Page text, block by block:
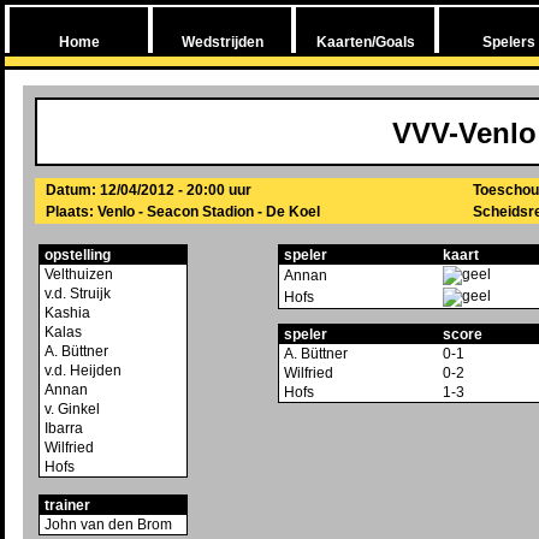
Home Wedstrijden Kaarten/Goals Spelers
VVV-Venlo
Datum: 12/04/2012 - 20:00 uur
Plaats: Venlo - Seacon Stadion - De Koel
opstelling
Velthuizen
v.d. Struijk
Kashia
Kalas
A. Büttner
v.d. Heijden
Annan
v. Ginkel
Ibarra
Wilfried
Hofs
trainer
John van den Brom
speler
kaart
Annan
Hofs
speler
score
A. Büttner
0-1
Wilfried
0-2
Hofs
1-3